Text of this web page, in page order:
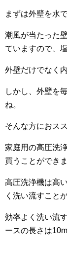
まずは外壁を水
潮風が当たった
ていますので、
外壁だけでなく
しかし、外壁を
ね。
そんな方におス
家庭用の高圧洗
買うことができま
高圧洗浄機は高
く洗い流すこと
効率よく洗い流
ースの長さは